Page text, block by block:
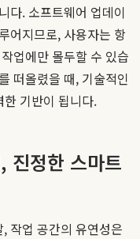
다. 소프트웨어 업데이
어지므로, 사용자는 항
업에만 몰두할 수 있습
떠올렸을 때, 기술적인
기반이 됩니다.
진정한 스마트
작업 공간의 유연성은